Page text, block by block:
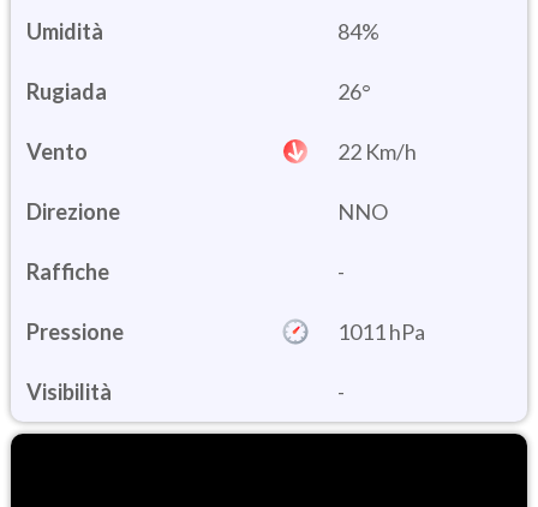
Umidità 84%
26°
Vento 22 Km/h
Direzione NNO
Raffiche -
Pressione 1011 hPa
Visibilità -